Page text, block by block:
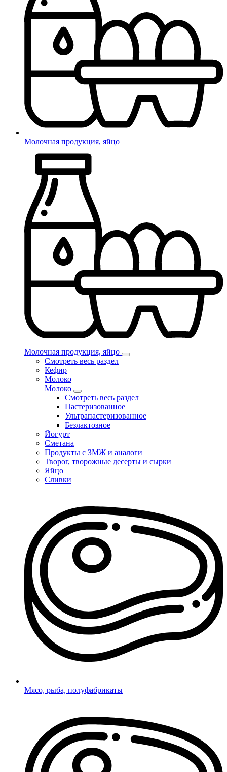
Молочная продукция, яйцо
Молочная продукция, яйцо
Смотреть весь раздел
Кефир
Молоко
Молоко
Смотреть весь раздел
Пастеризованное
Ультрапастеризованное
Безлактозное
Йогурт
Сметана
Продукты с ЗМЖ и аналоги
Творог, творожные десерты и сырки
Яйцо
Сливки
Мясо, рыба, полуфабрикаты